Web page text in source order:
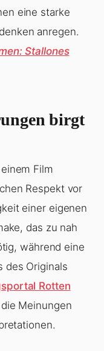
eine starke
anregen.
Stallones
birgt
Film
Respekt vor
einer eigenen
das zu nah
während eine
des Originals
Rotten
Meinungen